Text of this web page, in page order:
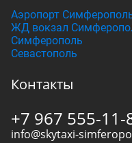
Аэропорт
ЖД вокзал
Симферополь
Севастополь
Контакты
+7 967 555-11-
info@skytaxi-